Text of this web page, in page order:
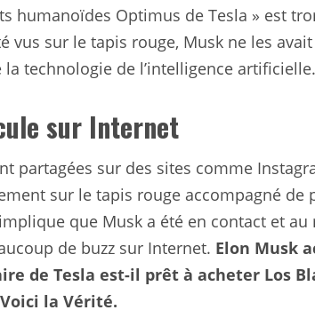
humanoïdes Optimus de Tesla » est
vus sur le tapis rouge, Musk ne les
la technologie de l’intelligence artificielle.
sur Internet
partagées sur des sites comme
sur le tapis rouge accompagné
que Musk a été en contact et
de buzz sur Internet. Elon Musk
de Tesla est-il prêt à acheter Los
la Vérité.